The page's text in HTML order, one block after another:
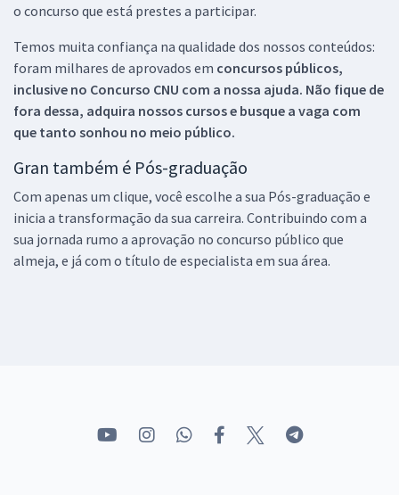
o concurso que está prestes a participar.
Temos muita confiança na qualidade dos nossos conteúdos:
foram milhares de aprovados em concursos públicos,
inclusive no Concurso CNU com a nossa ajuda. Não fique de
fora dessa, adquira nossos cursos e busque a vaga com
que tanto sonhou no meio público.
Gran também é Pós-graduação
Com apenas um clique, você escolhe a sua Pós-graduação e
inicia a transformação da sua carreira. Contribuindo com a
sua jornada rumo a aprovação no concurso público que
almeja, e já com o título de especialista em sua área.